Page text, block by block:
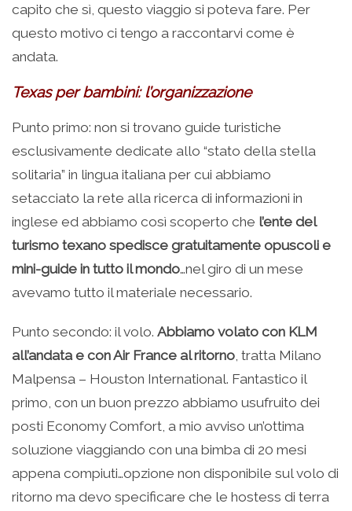
capito che sì, questo viaggio si poteva fare. Per
questo motivo ci tengo a raccontarvi come è
andata.
Texas per bambini: l’organizzazione
Punto primo: non si trovano guide turistiche
esclusivamente dedicate allo “stato della stella
solitaria” in lingua italiana per cui abbiamo
setacciato la rete alla ricerca di informazioni in
inglese ed abbiamo così scoperto che l’ente del
turismo texano spedisce gratuitamente opuscoli e
mini-guide in tutto il mondo…nel giro di un mese
avevamo tutto il materiale necessario.
Punto secondo: il volo. Abbiamo volato con KLM
all’andata e con Air France al ritorno , tratta Milano
Malpensa – Houston International. Fantastico il
primo, con un buon prezzo abbiamo usufruito dei
posti Economy Comfort, a mio avviso un’ottima
soluzione viaggiando con una bimba di 20 mesi
appena compiuti…opzione non disponibile sul volo di
ritorno ma devo specificare che le hostess di terra